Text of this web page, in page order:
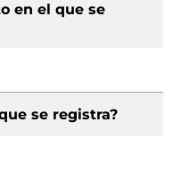
en el que se
se registra?